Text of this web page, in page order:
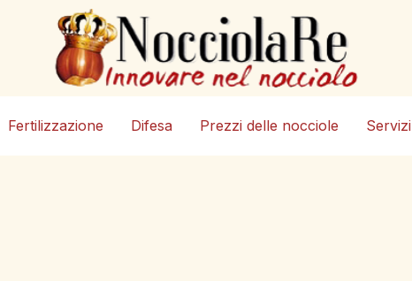
Fertilizzazione Difesa Prezzi delle nocciole Servizi